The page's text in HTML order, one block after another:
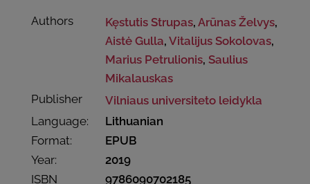
Authors Kęstutis Strupas,Arūnas Želvys,
Aistė Gulla,Vitalijus Sokolovas,
Marius Petrulionis,Saulius
Mikalauskas
Publisher
Vilniaus universiteto leidykla
Language:
Lithuanian
Format:
EPUB
Year:
2019
ISBN
9786090702185